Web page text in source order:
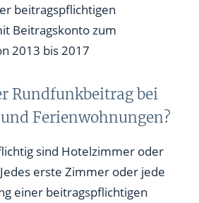
beitragspflichtigen
Beitragskonto zum
2013 bis 2017
Rundfunkbeitrag bei
Ferienwohnungen?
sind Hotelzimmer oder
erste Zimmer oder jede
einer beitragspflichtigen